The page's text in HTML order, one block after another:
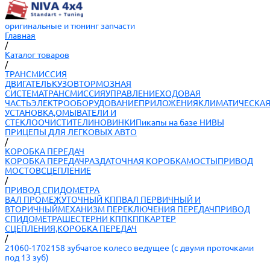
оригинальные и тюнинг запчасти
Главная
/
Каталог товаров
/
ТРАНСМИССИЯ
ДВИГАТЕЛЬКУЗОВТОРМОЗНАЯ
СИСТЕМАТРАНСМИССИЯУПРАВЛЕНИЕХОДОВАЯ
ЧАСТЬЭЛЕКТРООБОРУДОВАНИЕПРИЛОЖЕНИЯКЛИМАТИЧЕСКАЯ
УСТАНОВКА,ОМЫВАТЕЛИ И
СТЕКЛООЧИСТИТЕЛИНОВИНКИПикапы на базе НИВЫ
ПРИЦЕПЫ ДЛЯ ЛЕГКОВЫХ АВТО
/
КОРОБКА ПЕРЕДАЧ
КОРОБКА ПЕРЕДАЧРАЗДАТОЧНАЯ КОРОБКАМОСТЫПРИВОД
МОСТОВСЦЕПЛЕНИЕ
/
ПРИВОД СПИДОМЕТРА
ВАЛ ПРОМЕЖУТОЧНЫЙ КППВАЛ ПЕРВИЧНЫЙ И
ВТОРИЧНЫЙМЕХАНИЗМ ПЕРЕКЛЮЧЕНИЯ ПЕРЕДАЧПРИВОД
СПИДОМЕТРАШЕСТЕРНИ КППКППКАРТЕР
СЦЕПЛЕНИЯ,КОРОБКА ПЕРЕДАЧ
/
21060-1702158 зубчатое колесо ведущее (с двумя проточками
под 13 зуб)